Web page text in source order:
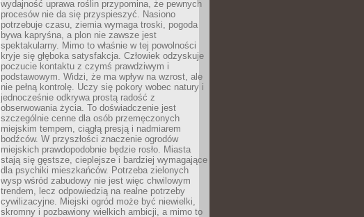
wydajność uprawa roślin przypomina, że pewnych
procesów nie da się przyspieszyć. Nasiono
potrzebuje czasu, ziemia wymaga troski, pogoda
bywa kapryśna, a plon nie zawsze jest
spektakularny. Mimo to właśnie w tej powolności
kryje się głęboka satysfakcja. Człowiek odzyskuje
poczucie kontaktu z czymś prawdziwym i
podstawowym. Widzi, że ma wpływ na wzrost, ale
nie pełną kontrolę. Uczy się pokory wobec natury i
jednocześnie odkrywa prostą radość z
obserwowania życia. To doświadczenie jest
szczególnie cenne dla osób przemęczonych
miejskim tempem, ciągłą presją i nadmiarem
bodźców. W przyszłości znaczenie ogrodów
miejskich prawdopodobnie będzie rosło. Miasta
stają się gęstsze, cieplejsze i bardziej wymagające
dla psychiki mieszkańców. Potrzeba zielonych
wysp wśród zabudowy nie jest więc chwilowym
trendem, lecz odpowiedzią na realne potrzeby
cywilizacyjne. Miejski ogród może być niewielki,
skromny i pozbawiony wielkich ambicji, a mimo to